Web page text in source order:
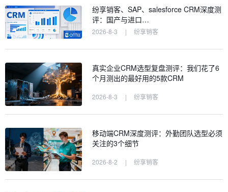
纷享销客、SAP、salesforce CRM深度测
评：国产与进口…
2026-8-3 | 纷享销客
真实企业CRM选型复盘测评：我们花了6
个月测出的最好用的5款CRM
2026-8-3 | 纷享销客
移动端CRM深度测评：外勤团队选型必须
关注的3个细节
2026-8-2 | 纷享销客